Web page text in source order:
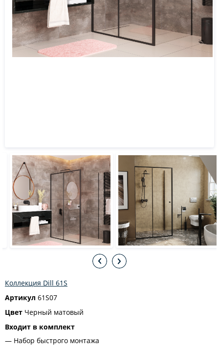
Коллекция Dill 61S
Артикул 61S07
Цвет Черный матовый
Входит в комплект
Набор быстрого монтажа